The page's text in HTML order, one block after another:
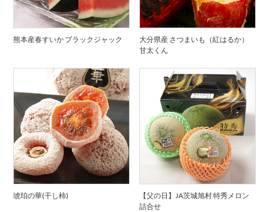
熊本産春すいか ブラックジャック
大分県産 さつまいも（紅はるか）
甘太くん
琥珀の華(干し柿)
【父の日】JA茨城旭村 特秀メロン
詰合せ